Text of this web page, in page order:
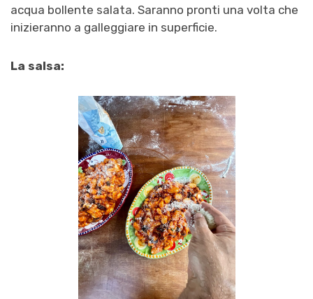
acqua bollente salata. Saranno pronti una volta che
inizieranno a galleggiare in superficie.
La salsa: